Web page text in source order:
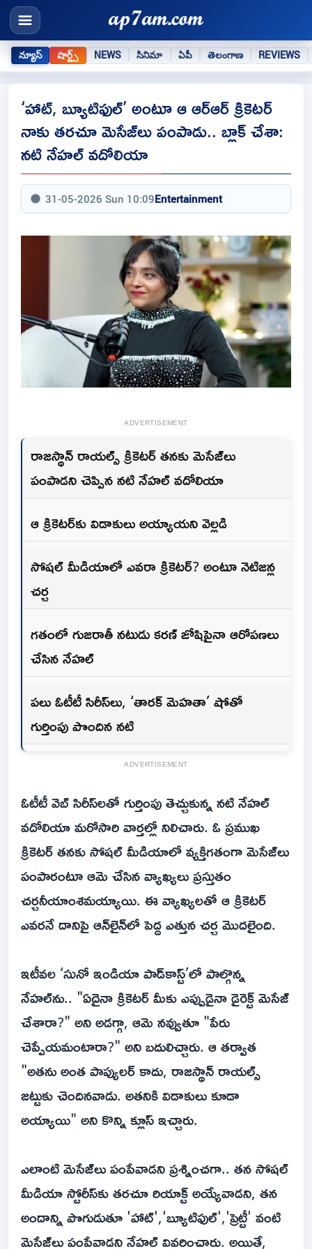
న్యూస్ షార్ట్స్ NEWS సినిమా ఏపీ తెలంగాణ REVIEWS
‘హాట్, బ్యూటిఫుల్’ అంటూ ఆ ఆర్ఆర్‌ క్రికెటర్
నాకు త‌ర‌చూ మెసేజ్‌లు పంపాడు.. బ్లాక్ చేశా:
న‌టి నేహ‌ల్ వ‌దోలియా
31-05-2026 Sun 10:09Entertainment
ADVERTISEMENT
రాజస్థాన్ రాయల్స్ క్రికెటర్ తనకు మెసేజ్‌లు
పంపాడని చెప్పిన నటి నేహల్ వదోలియా
ఆ క్రికెటర్‌కు విడాకులు అయ్యాయని వెల్లడి
సోషల్ మీడియాలో ఎవరా క్రికెటర్? అంటూ నెటిజన్ల
చర్చ
గతంలో గుజరాతీ నటుడు కరణ్ జోషిపైనా ఆరోపణలు
చేసిన నేహల్
పలు ఓటీటీ సిరీస్‌లు, ‘తారక్ మెహతా’ షోతో
గుర్తింపు పొందిన నటి
ADVERTISEMENT
ఓటీటీ వెబ్ సిరీస్‌లతో గుర్తింపు తెచ్చుకున్న నటి నేహల్
వదోలియా మరోసారి వార్తల్లో నిలిచారు. ఓ ప్రముఖ
క్రికెటర్ తనకు సోషల్ మీడియాలో వ్యక్తిగతంగా మెసేజ్‌లు
పంపారంటూ ఆమె చేసిన వ్యాఖ్యలు ప్రస్తుతం
చర్చనీయాంశమయ్యాయి. ఈ వ్యాఖ్యలతో ఆ క్రికెటర్
ఎవరనే దానిపై ఆన్‌లైన్‌లో పెద్ద ఎత్తున చర్చ మొదలైంది.
ఇటీవల ‘సునో ఇండియా పాడ్‌కాస్ట్’లో పాల్గొన్న
నేహల్‌ను.. "ఏదైనా క్రికెటర్ మీకు ఎప్పుడైనా డైరెక్ట్ మెసేజ్
చేశారా?" అని అడగ్గా, ఆమె నవ్వుతూ "పేరు
చెప్పేయమంటారా?" అని బదులిచ్చారు. ఆ తర్వాత
"అతను అంత పాప్యులర్ కాదు, రాజస్థాన్ రాయల్స్
జట్టుకు చెందినవాడు. అతనికి విడాకులు కూడా
అయ్యాయి" అని కొన్ని క్లూస్ ఇచ్చారు.
ఎలాంటి మెసేజ్‌లు పంపేవాడని ప్రశ్నించగా.. తన సోషల్
మీడియా స్టోరీస్‌కు తరచూ రియాక్ట్ అయ్యేవాడని, తన
అందాన్ని పొగుడుతూ 'హాట్','బ్యూటిఫుల్','ప్రెట్టీ' వంటి
మెసేజ్‌లు పంపేవాడని నేహల్ వివరించారు. అయితే,